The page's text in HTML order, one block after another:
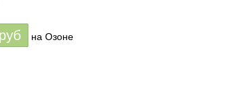
руб на Озоне